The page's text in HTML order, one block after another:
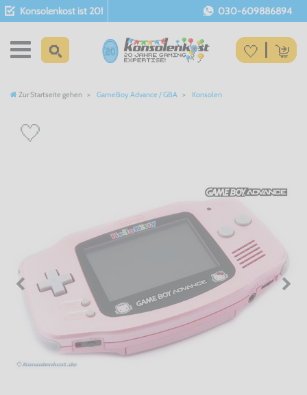
Konsolenkost ist 20! 030-609886894
Zur Startseite gehen GameBoy Advance / GBA Konsolen